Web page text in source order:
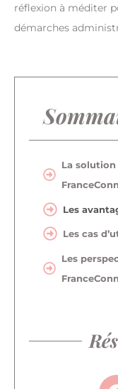
réflexion à méditer
démarches
La solution
Les
Les cas
Les